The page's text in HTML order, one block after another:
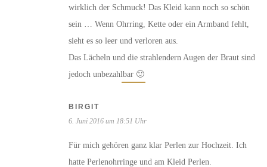
wirklich der Schmuck! Das Kleid kann noch so schön
sein … Wenn Ohrring, Kette oder ein Armband fehlt,
sieht es so leer und verloren aus.
Das Lächeln und die strahlendern Augen der Braut sind
jedoch unbezahlbar 🙂
BIRGIT
6. Juni 2016 um 18:51 Uhr
Für mich gehören ganz klar Perlen zur Hochzeit. Ich
hatte Perlenohrringe und am Kleid Perlen.